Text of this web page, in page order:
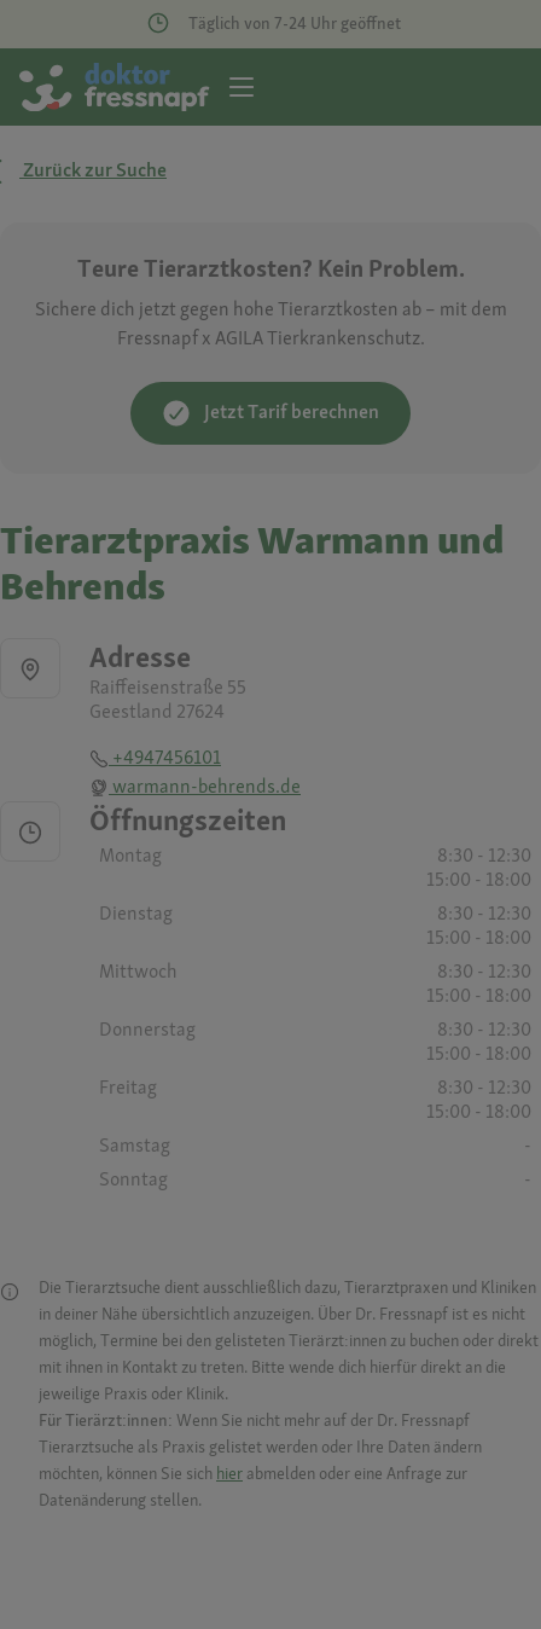
Täglich von 7-24 Uhr geöffnet
Zurück zur Suche
Teure Tierarztkosten? Kein Problem.
Sichere dich jetzt gegen hohe Tierarztkosten ab – mit dem
Fressnapf x AGILA Tierkrankenschutz.
Jetzt Tarif berechnen
Tierarztpraxis Warmann und
Behrends
Adresse
Raiffeisenstraße 55
Geestland 27624
+4947456101
warmann-behrends.de
Öffnungszeiten
Montag
8:30 - 12:30
15:00 - 18:00
Dienstag
8:30 - 12:30
15:00 - 18:00
Mittwoch
8:30 - 12:30
15:00 - 18:00
Donnerstag
8:30 - 12:30
15:00 - 18:00
Freitag
8:30 - 12:30
15:00 - 18:00
Samstag
-
Sonntag
-
Die Tierarztsuche dient ausschließlich dazu, Tierarztpraxen und Kliniken
in deiner Nähe übersichtlich anzuzeigen. Über Dr. Fressnapf ist es nicht
möglich, Termine bei den gelisteten Tierärzt:innen zu buchen oder direkt
mit ihnen in Kontakt zu treten. Bitte wende dich hierfür direkt an die
jeweilige Praxis oder Klinik.
Für Tierärzt:innen: Wenn Sie nicht mehr auf der Dr. Fressnapf
Tierarztsuche als Praxis gelistet werden oder Ihre Daten ändern
möchten, können Sie sich hier abmelden oder eine Anfrage zur
Datenänderung stellen.